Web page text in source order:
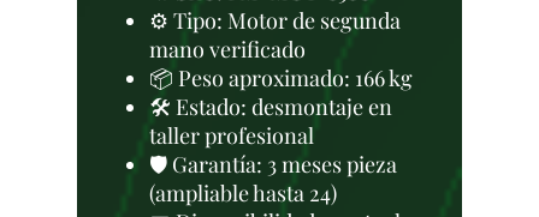
⚙️ Tipo: Motor de segunda
mano verificado
📦 Peso aproximado: 166 kg
🛠 Estado: desmontaje en
taller profesional
🛡️ Garantía: 3 meses pieza
(ampliable hasta 24)